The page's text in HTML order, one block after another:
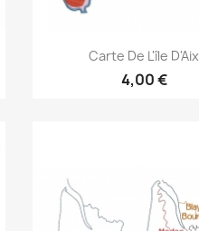
Aperçu rapide
Carte De L'île D'Aix
4,00 €